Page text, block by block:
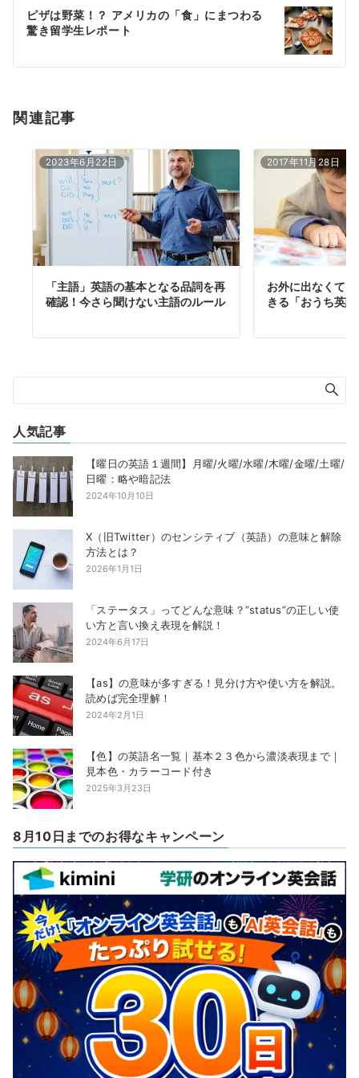
ン
ピザは野菜！？ アメリカの「食」にまつわる
驚き留学生レポート
関連記事
2023年6月22日
「主語」英語の基本となる品詞を再
確認！今さら聞けない主語のルール
2017年11月28日
お外に出なくて
きる「おうち英語
人気記事
【曜日の英語１週間】月曜/火曜/水曜/木曜/金曜/土曜/
日曜：略や暗記法
2024年10月10日
X（旧Twitter）のセンシティブ（英語）の意味と解除
方法とは？
2026年1月1日
「ステータス」ってどんな意味？”status”の正しい使
い方と言い換え表現を解説！
2024年6月17日
【as】の意味が多すぎる！見分け方や使い方を解説。
読めば完全理解！
2024年2月1日
【色】の英語名一覧｜基本２３色から濃淡表現まで｜
見本色・カラーコード付き
2025年3月23日
8月10日までのお得なキャンペーン